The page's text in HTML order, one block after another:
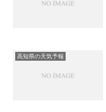
高知県の天気予報